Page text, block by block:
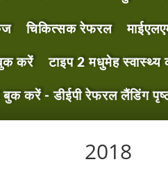
चिकित्सक रेफरल
करें टाइप 2 मधुमेह स्वास्थ्य
करें - डीईपी रेफरल लैंडिंग
2018